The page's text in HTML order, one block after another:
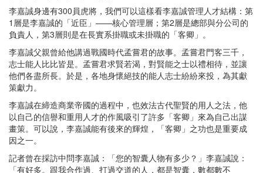
李嘉誠身邊有300員虎將，我們可以這樣看李嘉誠管理人才結構：第
1層是李嘉誠的「近臣」——核心管理層；第2層是總部與分公司的
負責人，第3層則是在長實系掛職或未掛職的「客卿」。
李嘉誠父親曾給他講過戰國時代孟嘗君的故事。孟嘗君門客三千，
志士能人比比皆是。孟嘗君求賢若渴，對賢能之士以禮相待，並讓
他們各盡所長。於是，各地身懷絕技的能人志士紛紛來投，為其獻
策獻力。
李嘉誠在締造商業帝國的過程中，也效法古代聖賢的用人之法，他
以自己的信譽和重用人才的作風吸引了許多「客卿」來為自己出謀
畫策。可以說，李嘉誠能有後來的輝煌，「客卿」之功也是重要成
因之一。
記者曾在採訪中問李嘉誠：「您的智囊人物有多少？」李嘉誠說：
「有好多。跟我合作過、打過交道的人，都是智囊，數都數不